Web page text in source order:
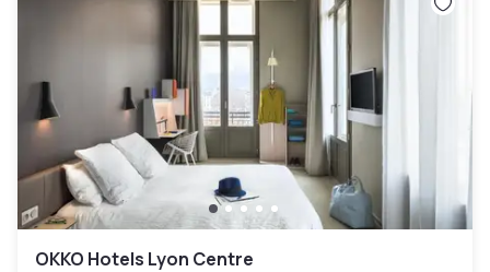
OKKO Hotels Lyon Centre